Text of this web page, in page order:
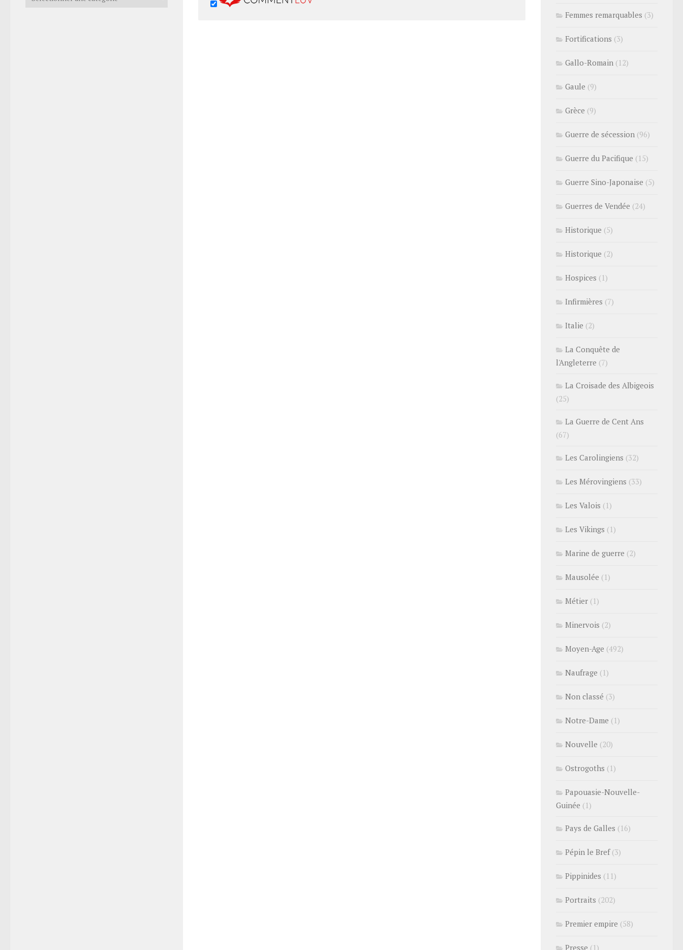
Femmes remarquables (3)
Fortifications (3)
Gallo-Romain (12)
Gaule (9)
Grèce (9)
Guerre de sécession (96)
Guerre du Pacifique (15)
Guerre Sino-Japonaise (5)
Guerres de Vendée (24)
Historique (5)
Historique (2)
Hospices (1)
Infirmières (7)
Italie (2)
La Conquête de
l'Angleterre (7)
La Croisade des Albigeois
(25)
La Guerre de Cent Ans
(67)
Les Carolingiens (32)
Les Mérovingiens (33)
Les Valois (1)
Les Vikings (1)
Marine de guerre (2)
Mausolée (1)
Métier (1)
Minervois (2)
Moyen-Age (492)
Naufrage (1)
Non classé (3)
Notre-Dame (1)
Nouvelle (20)
Ostrogoths (1)
Papouasie-Nouvelle-
Guinée (1)
Pays de Galles (16)
Pépin le Bref(3)
Pippinides (11)
Portraits (202)
Premier empire (58)
Presse (1)